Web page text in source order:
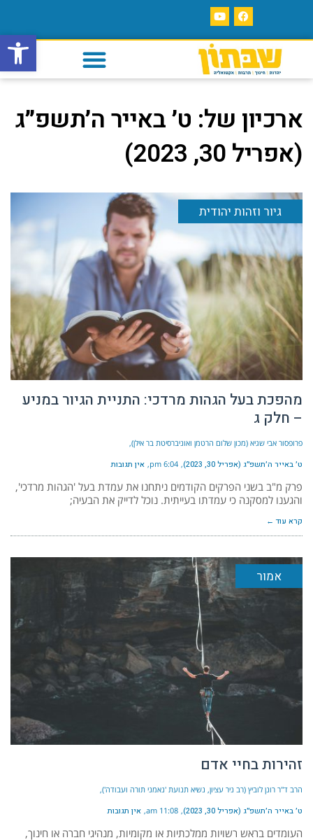
פתח
ארכיון של: ט׳ באייר ה׳תשפ״ג
(אפריל 30, 2023)
גיור וזהות יהודית
מהפכת בעל הגהות מרדכי: התניית הגיור במניע
– חלק ג
פרופסור אבי שגיא (מכון שלום הרטמן ואוניברסיטת בר אילן)
ט׳ באייר ה׳תשפ״ג (אפריל 30, 2023) 6:04 pm אין תגובות
פרק מ"ב בשני הפרקים הקודמים ניתחנו את עמדת בעל 'הגהות מרדכי',
והגענו למסקנה כי עמדתו בעייתית. נוכל לדייק את הבעיה;
קרא עוד ←
אמור
זהירות בחיי אדם
הרב ד"ר רונן לוביץ (רב ניר עציון, נשיא תנועת 'נאמני תורה ועבודה')
ט׳ באייר ה׳תשפ״ג (אפריל 30, 2023) 11:08 am אין תגובות
העומדים בראש רשויות ממלכתיות או מקומיות, מנהיגי חברה או חינוך,